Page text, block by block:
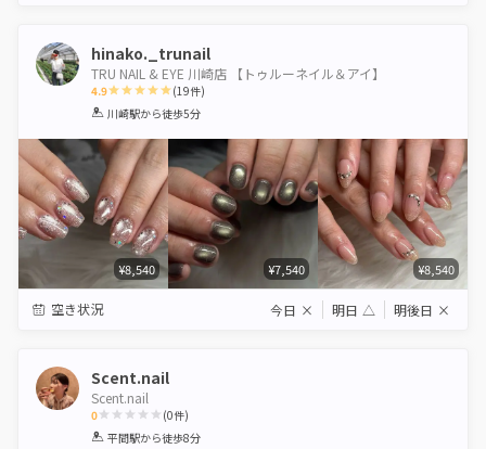
hinako._trunail
TRU NAIL & EYE 川崎店 【トゥルーネイル＆アイ】
4.9
1 2 3 4 5
(19件)
川崎駅から徒歩5分
¥8,540 ¥7,540 ¥8,540
空き状況 今日 × 明日 △ 明後日 ×
Scent.nail
Scent.nail
0
1 2 3 4 5
(0件)
平間駅から徒歩8分